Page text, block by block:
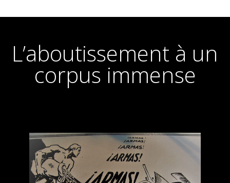
L’aboutissement à un
corpus immense